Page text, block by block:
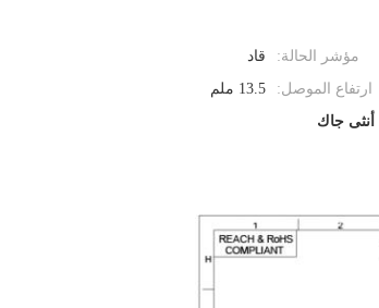
مؤشر الحالة:
قاد
ارتفاع الموصل:
13.5 ملم